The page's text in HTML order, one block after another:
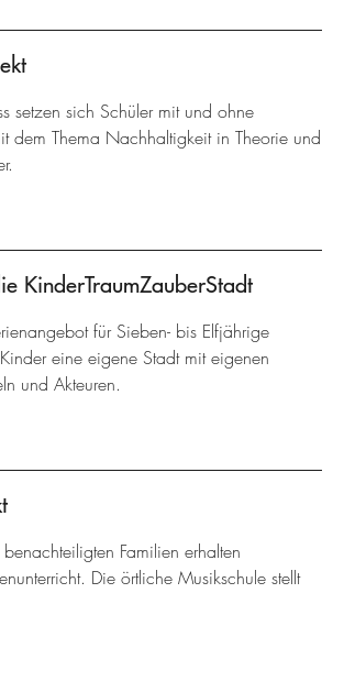
setzen sich Schüler mit und ohne
dem Thema Nachhaltigkeit in Theorie und
KinderTraumZauberStadt
für Sieben- bis Elfjährige
eine eigene Stadt mit eigenen
und Akteuren.
Familien erhalten
Die örtliche Musikschule stellt